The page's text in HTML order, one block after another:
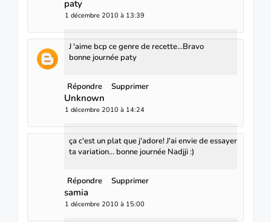
paty
1 décembre 2010 à 13:39
J 'aime bcp ce genre de recette...Bravo
bonne journée paty
Répondre Supprimer
Unknown
1 décembre 2010 à 14:24
ça c'est un plat que j'adore! J'ai envie de essayer
ta variation... bonne journée Nadjji :)
Répondre Supprimer
samia
1 décembre 2010 à 15:00